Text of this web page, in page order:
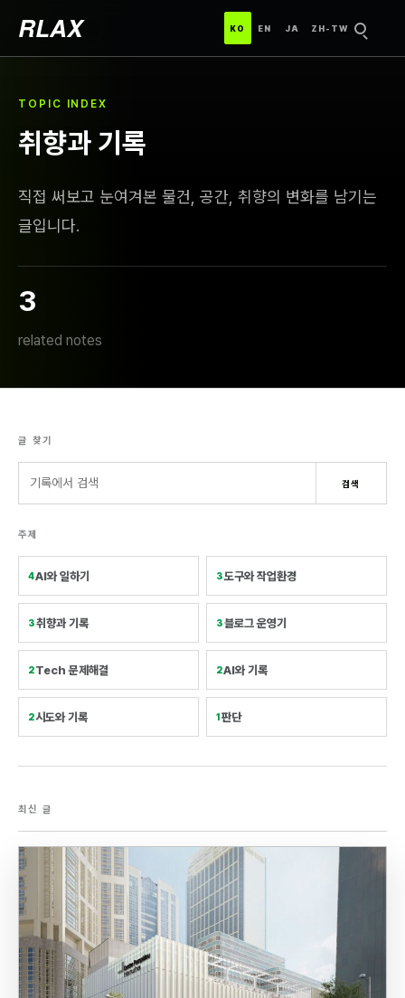
RLAX
한국어
KO
EN
JA
ZH-TW
검색
TOPIC INDEX
취향과 기록
직접 써보고 눈여겨본 물건, 공간, 취향의 변화를 남기는
글입니다.
3
related notes
글 찾기
검색어
검색
주제
4AI와 일하기 3도구와 작업환경
3취향과 기록 3블로그 운영기
2Tech 문제해결 2AI와 기록
2시도와 기록 1판단
최신 글